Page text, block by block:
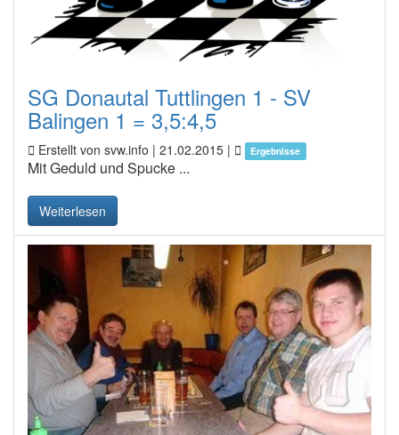
SG Donautal Tuttlingen 1 - SV
Balingen 1 = 3,5:4,5
Erstellt von svw.info | 21.02.2015 | Ergebnisse
Mit Geduld und Spucke ...
Weiterlesen